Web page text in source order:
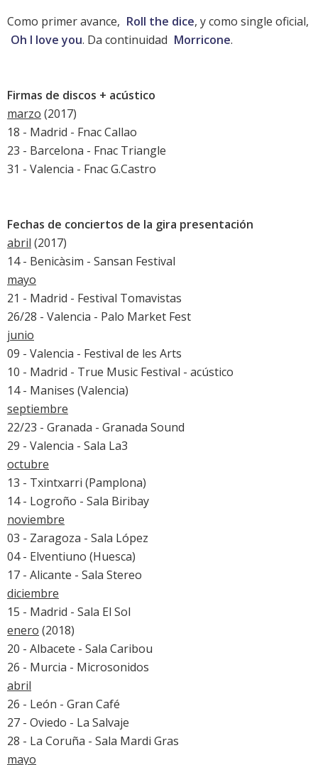
Como primer avance, Roll the dice, y como single oficial,
Oh I love you. Da continuidad Morricone.
Firmas de discos + acústico
marzo (2017)
18 - Madrid - Fnac Callao
23 - Barcelona - Fnac Triangle
31 - Valencia - Fnac G.Castro
Fechas de conciertos de la gira presentación
abril (2017)
14 - Benicàsim - Sansan Festival
mayo
21 - Madrid - Festival Tomavistas
26/28 - Valencia - Palo Market Fest
junio
09 - Valencia - Festival de les Arts
10 - Madrid - True Music Festival - acústico
14 - Manises (Valencia)
septiembre
22/23 - Granada - Granada Sound
29 - Valencia - Sala La3
octubre
13 - Txintxarri (Pamplona)
14 - Logroño - Sala Biribay
noviembre
03 - Zaragoza - Sala López
04 - Elventiuno (Huesca)
17 - Alicante - Sala Stereo
diciembre
15 - Madrid - Sala El Sol
enero (2018)
20 - Albacete - Sala Caribou
26 - Murcia - Microsonidos
abril
26 - León - Gran Café
27 - Oviedo - La Salvaje
28 - La Coruña - Sala Mardi Gras
mayo